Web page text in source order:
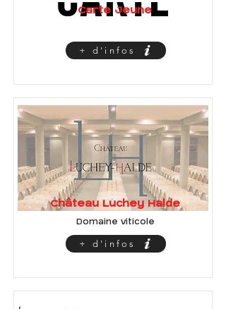
Carte Jeune
+ d'infos
Château Luchey Halde
Domaine viticole
+ d'infos